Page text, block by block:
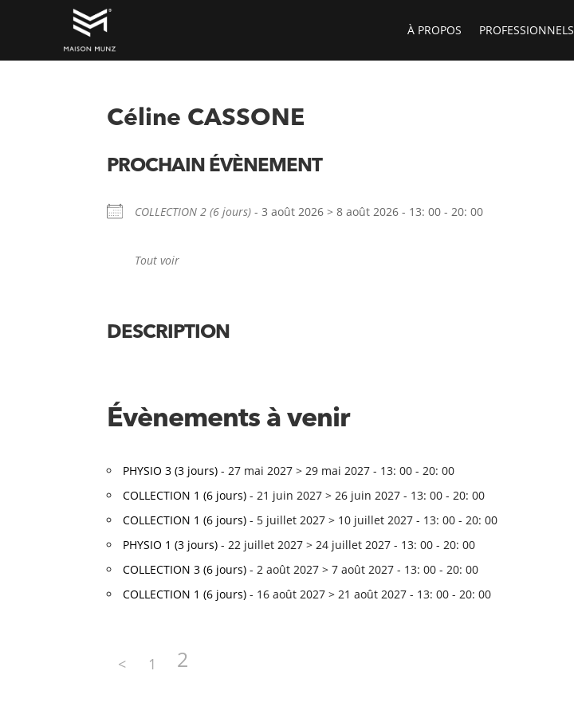
À PROPOS PROFESSIONNELS
Céline CASSONE
PROCHAIN ÉVÈNEMENT
COLLECTION 2 (6 jours) - 3 août 2026 > 8 août 2026 - 13: 00 - 20: 00
Tout voir
DESCRIPTION
Évènements à venir
PHYSIO 3 (3 jours) - 27 mai 2027 > 29 mai 2027 - 13: 00 - 20: 00
COLLECTION 1 (6 jours) - 21 juin 2027 > 26 juin 2027 - 13: 00 - 20: 00
COLLECTION 1 (6 jours) - 5 juillet 2027 > 10 juillet 2027 - 13: 00 - 20: 00
PHYSIO 1 (3 jours) - 22 juillet 2027 > 24 juillet 2027 - 13: 00 - 20: 00
COLLECTION 3 (6 jours) - 2 août 2027 > 7 août 2027 - 13: 00 - 20: 00
COLLECTION 1 (6 jours) - 16 août 2027 > 21 août 2027 - 13: 00 - 20: 00
< 1 2